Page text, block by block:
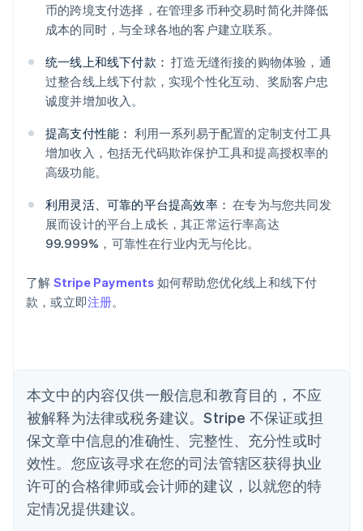
币的跨境支付选择，在管理多币种交易时简化并降低
成本的同时，与全球各地的客户建立联系。
统一线上和线下付款： 打造无缝衔接的购物体验，通
过整合线上线下付款，实现个性化互动、奖励客户忠
诚度并增加收入。
提高支付性能： 利用一系列易于配置的定制支付工具
增加收入，包括无代码欺诈保护工具和提高授权率的
高级功能。
利用灵活、可靠的平台提高效率： 在专为与您共同发
展而设计的平台上成长，其正常运行率高达
99.999%，可靠性在行业内无与伦比。
了解 Stripe Payments 如何帮助您优化线上和线下付
款，或立即注册。
本文中的内容仅供一般信息和教育目的，不应
被解释为法律或税务建议。Stripe 不保证或担
保文章中信息的准确性、完整性、充分性或时
效性。您应该寻求在您的司法管辖区获得执业
许可的合格律师或会计师的建议，以就您的特
定情况提供建议。
阿联酋
爱尔兰
English
爱沙尼亚
English
奥地利
DeutschEnglish
澳大利亚
English
Português English
保加利亚
English
丹麦
德国
DeutschEnglish
法国
FrançaisEnglish
芬兰
EnglishSvenska